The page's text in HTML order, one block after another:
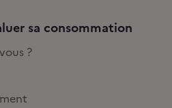
sa consommation
?